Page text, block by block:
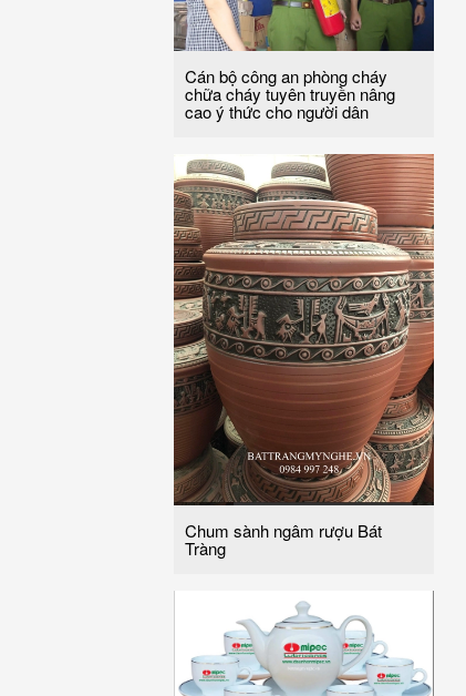
Cán bộ công an phòng cháy
chữa cháy tuyên truyền nâng
cao ý thức cho người dân
Chum sành ngâm rượu Bát
Tràng